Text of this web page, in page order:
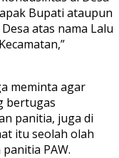
Bupati ataupun
atas nama Lalu
meminta agar
bertugas
panitia, juga di
itu seolah olah
PAW.